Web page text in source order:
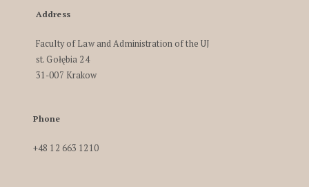
Address
Faculty of Law and Administration of the UJ
st. Gołębia 24
31-007 Krakow
Phone
+48 12 663 1210